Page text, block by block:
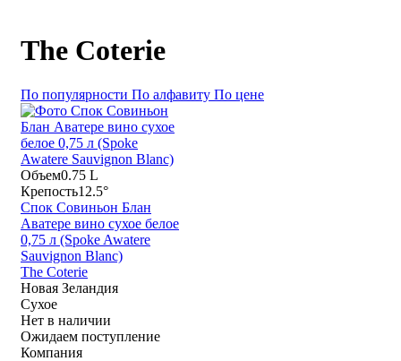
The Coterie
По популярности По алфавиту По цене
Объем0.75 L
Крепость12.5°
Спок Совиньон Блан
Аватере вино сухое белое
0,75 л (Spoke Awatere
Sauvignon Blanc)
The Coterie
Новая Зеландия
Сухое
Нет в наличии
Ожидаем поступление
Компания